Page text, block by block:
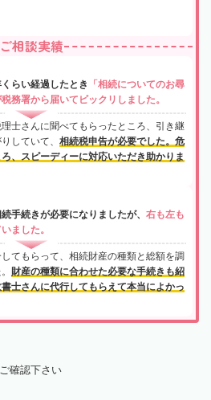
ご相談実績
らい経過したとき
「相続についてのお尋
務署から届いてビックリしました。
士さんに聞べてもらったところ、引き継
していて、 相続税申告が必要でした。危
、スピーディーに対応いただき助かりま
手続きが必要になりましたが、 右も左も
ました。
てもらって、相続財産の種類と総額を調
財産の種類に合わせた必要な手続きも紹
士さんに代行してもらえて本当によかっ
確認下さい